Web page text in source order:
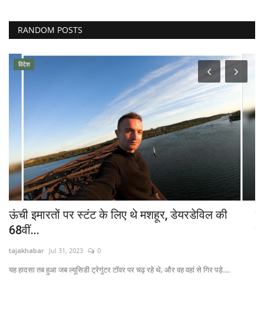
RANDOM POSTS
विदेश
ऊंची इमारतों पर स्टंट के लिए थे मशहूर, डेयरडेविल की
68वीं...
tajakhabar Jul 31, 2023 0
यह हादसा तब हुआ जब ल्यूसिडी ट्रेगुंटर टॉवर पर चढ़ रहे थे, और वह वहां से गिर पड़े....